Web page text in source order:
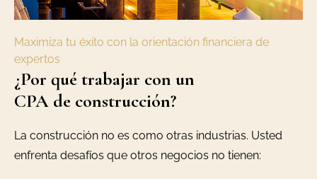
Maximiza tu éxito con la orientación financiera de
expertos
¿Por qué trabajar con un
CPA de construcción?
La construcción no es como otras industrias. Usted
enfrenta desafíos que otros negocios no tienen: